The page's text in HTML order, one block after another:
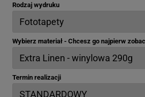
Rodzaj wydruku
Wybierz materiał - Chcesz go najpierw
Termin realizacji